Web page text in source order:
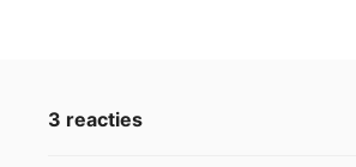
3 reacties